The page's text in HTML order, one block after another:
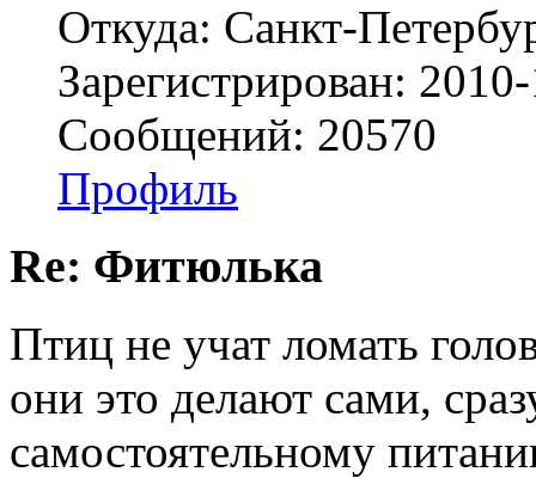
Откуда: Санкт-
Зарегистрирован:
Сообщений: 20570
Профиль
Re: Фитюлька
Птиц не учат ломать
они это делают сами,
самостоятельному